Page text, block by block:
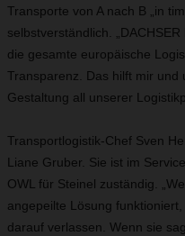
Transporte von A nach B „in
selbstverständlich.
die gesamte europäische
Transparenz. Das hilft mir
Gestaltung all unserer
Transportlogistik-Chef Sven
Liane Gruber. Sie ist im
OWL für Steinel zuständig.
angepeilte Lösung
darauf verlassen. Wenn sie